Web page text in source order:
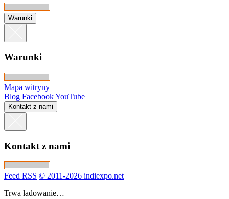
Warunki
Warunki
Mapa witryny
Blog FacebookYouTube
Kontakt z nami
Kontakt z nami
Feed RSS © 2011-2026 indiexpo.net
Trwa ładowanie…